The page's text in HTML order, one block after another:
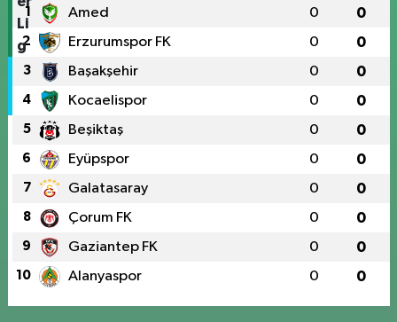
1 Amed 0 0
2 Erzurumspor FK 0 0
3 Başakşehir 0 0
4 Kocaelispor 0 0
5 Beşiktaş 0 0
6 Eyüpspor 0 0
7 Galatasaray 0 0
8 Çorum FK 0 0
9 Gaziantep FK 0 0
10 Alanyaspor 0 0